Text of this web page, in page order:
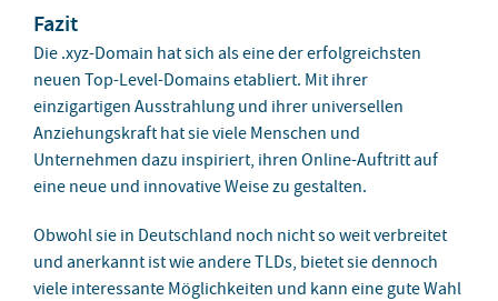
Fazit
Die .xyz-Domain hat sich als eine der erfolgreichsten
neuen Top-Level-Domains etabliert. Mit ihrer
einzigartigen Ausstrahlung und ihrer universellen
Anziehungskraft hat sie viele Menschen und
Unternehmen dazu inspiriert, ihren Online-Auftritt auf
eine neue und innovative Weise zu gestalten.
Obwohl sie in Deutschland noch nicht so weit verbreitet
und anerkannt ist wie andere TLDs, bietet sie dennoch
viele interessante Möglichkeiten und kann eine gute Wahl